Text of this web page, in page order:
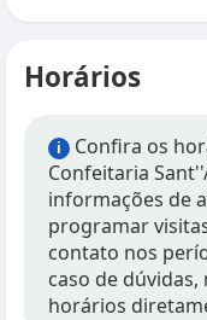
Horários
i
Confira os
Confeitaria
informações de
programar
contato nos
caso de
horários